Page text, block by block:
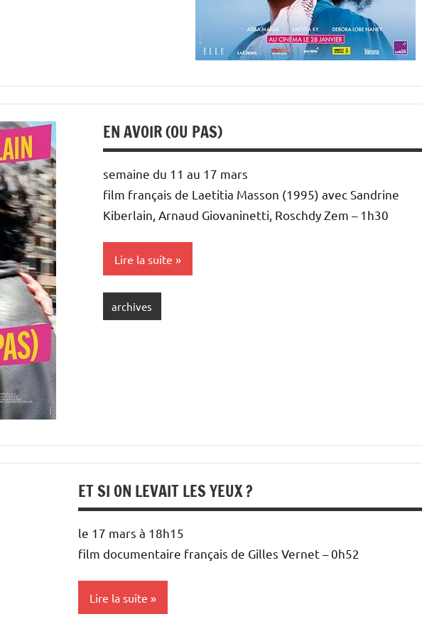
EN AVOIR (OU PAS)
semaine du 11 au 17 mars
film français de Laetitia Masson (1995) avec Sandrine
Kiberlain, Arnaud Giovaninetti, Roschdy Zem – 1h30
Lire la suite
archives
ET SI ON LEVAIT LES YEUX ?
le 17 mars à 18h15
film documentaire français de Gilles Vernet – 0h52
Lire la suite